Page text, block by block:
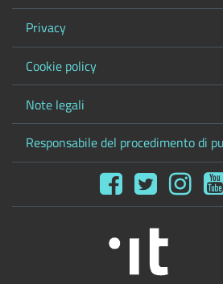
Privacy
Cookie policy
Note legali
Responsabile del procedimento di